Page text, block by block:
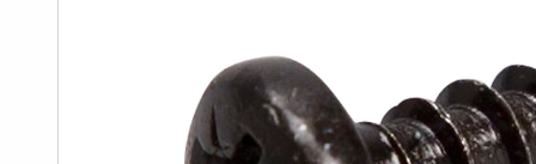
Boden- & Regalträger
Aktuelle Meldungen